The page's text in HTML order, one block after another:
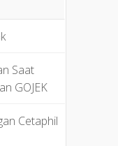
Saat
GOJEK
Cetaphil